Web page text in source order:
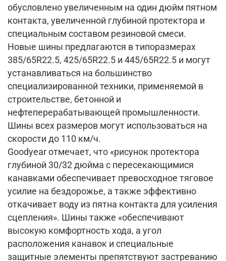
обусловлено увеличенным на один дюйм пятном
контакта, увеличенной глубиной протектора и
специальным составом резиновой смеси.
Новые шины предлагаются в типоразмерах
385/65R22.5, 425/65R22.5 и 445/65R22.5 и могут
устанавливаться на большинство
специализированной техники, применяемой в
строительстве, бетонной и
нефтеперерабатывающей промышленности.
Шины всех размеров могут использоваться на
скорости до 110 км/ч.
Goodyear отмечает, что «рисунок протектора
глубиной 30/32 дюйма с пересекающимися
канавками обеспечивает превосходное тяговое
усилие на бездорожье, а также эффективно
откачивает воду из пятна контакта для усиления
сцепления». Шины также «обеспечивают
высокую комфортность хода, а угол
расположения канавок и специальные
защитные элементы препятствуют застреванию